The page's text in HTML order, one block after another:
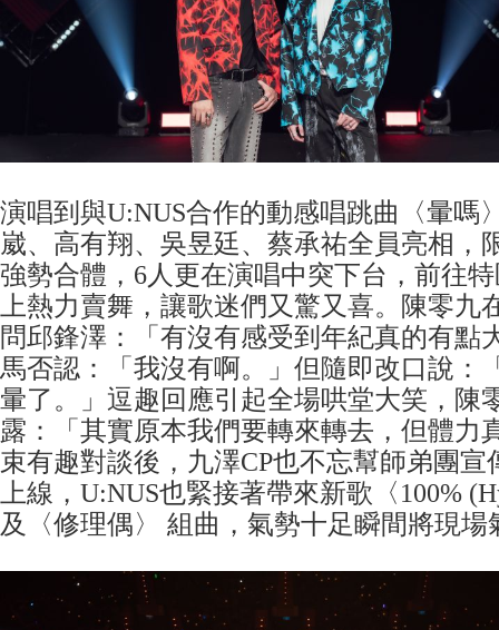
演唱到與U:NUS合作的動感唱跳曲〈暈嗎
崴、高有翔、吳昱廷、蔡承祐全員亮相，
強勢合體，6人更在演唱中突下台，前往
上熱力賣舞，讓歌迷們又驚又喜。陳零九
問邱鋒澤：「有沒有感受到年紀真的有點
馬否認：「我沒有啊。」但隨即改口說：
暈了。」逗趣回應引起全場哄堂大笑，陳
露：「其實原本我們要轉來轉去，但體力
束有趣對談後，九澤CP也不忘幫師弟團宣
上線，U:NUS也緊接著帶來新歌〈100%
及〈修理偶〉 組曲，氣勢十足瞬間將現場